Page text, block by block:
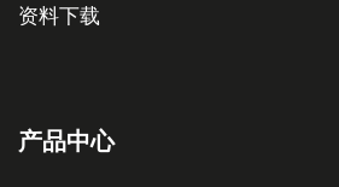
资料下载
产品中心